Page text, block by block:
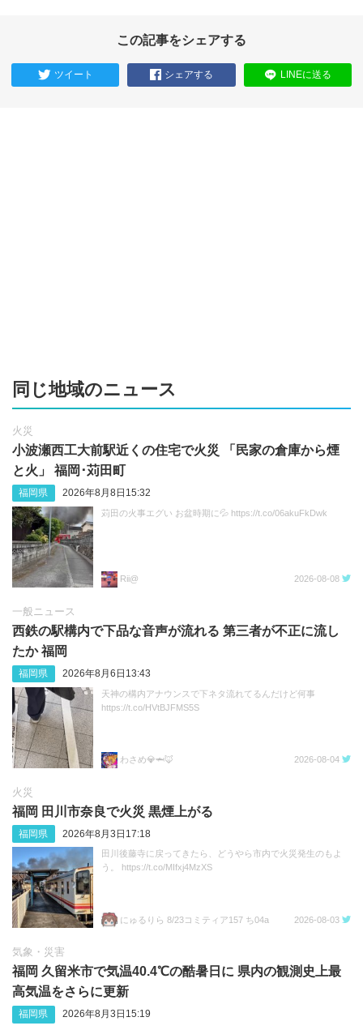
この記事をシェアする
ツイート シェアする LINEに送る
同じ地域のニュース
火災
小波瀬西工大前駅近くの住宅で火災 「民家の倉庫から煙
と火」 福岡･苅田町
福岡県 2026年8月8日15:32
苅田の火事エグい お盆時期に💦 https://t.co/06akuFkDwk
Rii@ 2026-08-08
一般ニュース
西鉄の駅構内で下品な音声が流れる 第三者が不正に流し
たか 福岡
福岡県 2026年8月6日13:43
天神の構内アナウンスで下ネタ流れてるんだけど何事
https://t.co/HVtBJFMS5S
わさめ💎🦈🦊 2026-08-04
火災
福岡 田川市奈良で火災 黒煙上がる
福岡県 2026年8月3日17:18
田川後藤寺に戻ってきたら、どうやら市内で火災発生のもよ
う。 https://t.co/MIfxj4MzXS
にゅるりら 8/23コミティア157 ち04a 2026-08-03
気象・災害
福岡 久留米市で気温40.4℃の酷暑日に 県内の観測史上最
高気温をさらに更新
福岡県 2026年8月3日15:19